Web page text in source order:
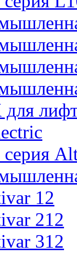
серия
12
212
312